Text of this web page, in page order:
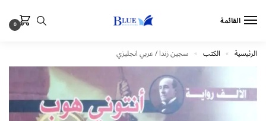
القائمة 0
الرئيسية » الكتب » سجين زندا / عربي انجليزي